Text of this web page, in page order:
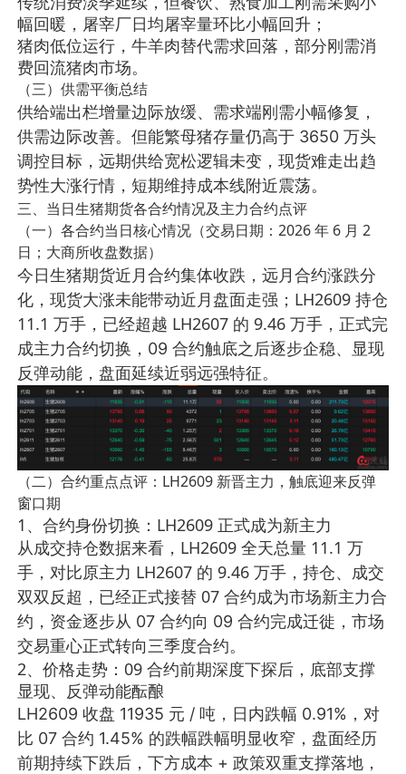
幅回暖，屠宰厂日均屠宰量环比小幅回升；
猪肉低位运行，牛羊肉替代需求回落，部分刚需消
费回流猪肉市场。
（三）供需平衡总结
供给端出栏增量边际放缓、需求端刚需小幅修复，
供需边际改善。但能繁母猪存量仍高于 3650 万头
调控目标，远期供给宽松逻辑未变，现货难走出趋
势性大涨行情，短期维持成本线附近震荡。
三、当日生猪期货各合约情况及主力合约点评
（一）各合约当日核心情况（交易日期：2026 年 6 月 2
日；大商所收盘数据）
今日生猪期货近月合约集体收跌，远月合约涨跌分
化 ，现货大涨未能带动近月盘面走强； LH2609 持仓
11.1 万手，已经超越 LH2607 的 9.46 万手，正式完
成主力合约切换 ，09 合约触底之后逐步企稳、显现
反弹动能，盘面延续近弱远强特征。
（二）合约重点点评：LH2609 新晋主力，触底迎来反弹
窗口期
1、合约身份切换：LH2609 正式成为新主力
从成交持仓数据来看， LH2609 全天总量 11.1 万
手，对比原主力 LH2607 的 9.46 万手，持仓、成交
双双反超，已经正式接替 07 合约成为市场新主力合
约 ，资金逐步从 07 合约向 09 合约完成迁徙，市场
交易重心正式转向三季度合约。
2、价格走势：09 合约前期深度下探后，底部支撑
显现、反弹动能酝酿
LH2609 收盘 11935 元 / 吨，日内跌幅 0.91%，对
比 07 合约 1.45% 的跌幅跌幅明显收窄，盘面经历
前期持续下跌后，下方成本 + 政策双重支撑落地，